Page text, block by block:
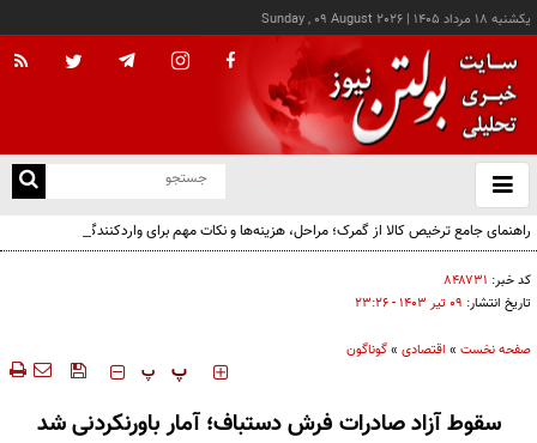
يکشنبه ۱۸ مرداد ۱۴۰۵ |
Sunday , 09 August 2026
باز
و
راهنمای جامع ترخیص کالا از گمرک؛ مراحل، هزینه‌ها و نکات مهم برای واردکنندگان
کد خبر: ۸۴۸۷۳۱
تاریخ انتشار: ۰۹ تير ۱۴۰۳ - ۲۳:۲۶
صفحه نخست » اقتصادی »گوناگون
‍‍‍ پ پ
سقوط آزاد صادرات فرش دستباف؛ آمار باورنکردنی شد